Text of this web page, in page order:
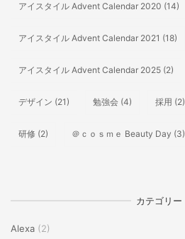
アイスタイル Advent Calendar 2020 (14)
アイスタイル Advent Calendar 2021 (18)
アイスタイル Advent Calendar 2025 (2)
デザイン (21) 勉強会 (4) 採用 (2)
研修 (2) ＠ｃｏｓｍｅ Beauty Day (3)
カテゴリー
Alexa (2)